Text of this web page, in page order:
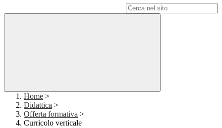
Home >
Didattica >
Offerta formativa >
Curricolo verticale